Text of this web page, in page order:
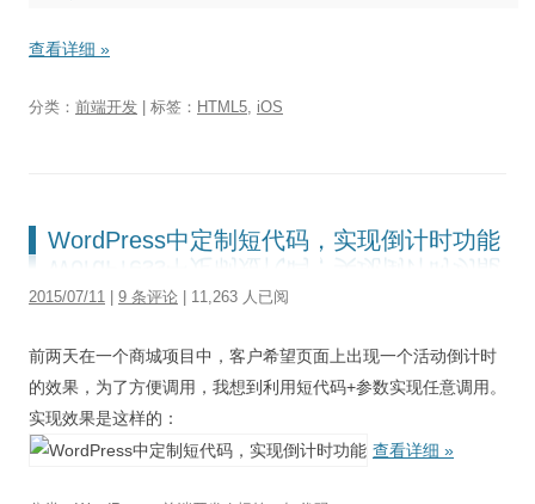
查看详细 »
分类： 前端开发 | 标签： HTML5, iOS
WordPress中定制短代码，实现倒计时功能
2015/07/11 | 9 条评论 | 11,263 人已阅
前两天在一个商城项目中，客户希望页面上出现一个活动倒计时
的效果，为了方便调用，我想到利用短代码+参数实现任意调用。
实现效果是这样的：
查看详细 »